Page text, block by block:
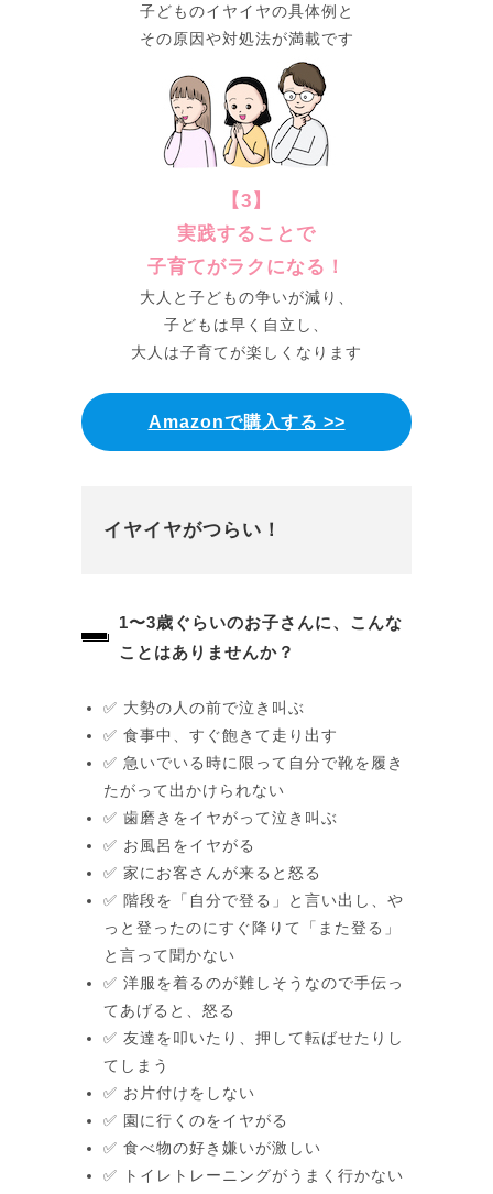
子どものイヤイヤの具体例と
その原因や対処法が満載です​
【3】
実践することで
子育てがラクになる！
大人と子どもの争いが減り、
子どもは早く自立し、
大人は子育てが楽しくなります
Amazonで購入する >>
イヤイヤがつらい！
1〜3歳ぐらいのお子さんに、こんな
ことはありませんか？​
✅ 大勢の人の前で泣き叫ぶ
✅ 食事中、すぐ飽きて走り出す
✅ 急いでいる時に限って自分で靴を履き
たがって出かけられない
✅ 歯磨きをイヤがって泣き叫ぶ
✅ お風呂をイヤがる
✅ 家にお客さんが来ると怒る
✅ 階段を「自分で登る」と言い出し、や
っと登ったのにすぐ降りて「また登る」
と言って聞かない
✅ 洋服を着るのが難しそうなので手伝っ
てあげると、怒る
✅ 友達を叩いたり、押して転ばせたりし
てしまう
✅ お片付けをしない
✅ 園に行くのをイヤがる
✅ 食べ物の好き嫌いが激しい
✅ トイレトレーニングがうまく行かない